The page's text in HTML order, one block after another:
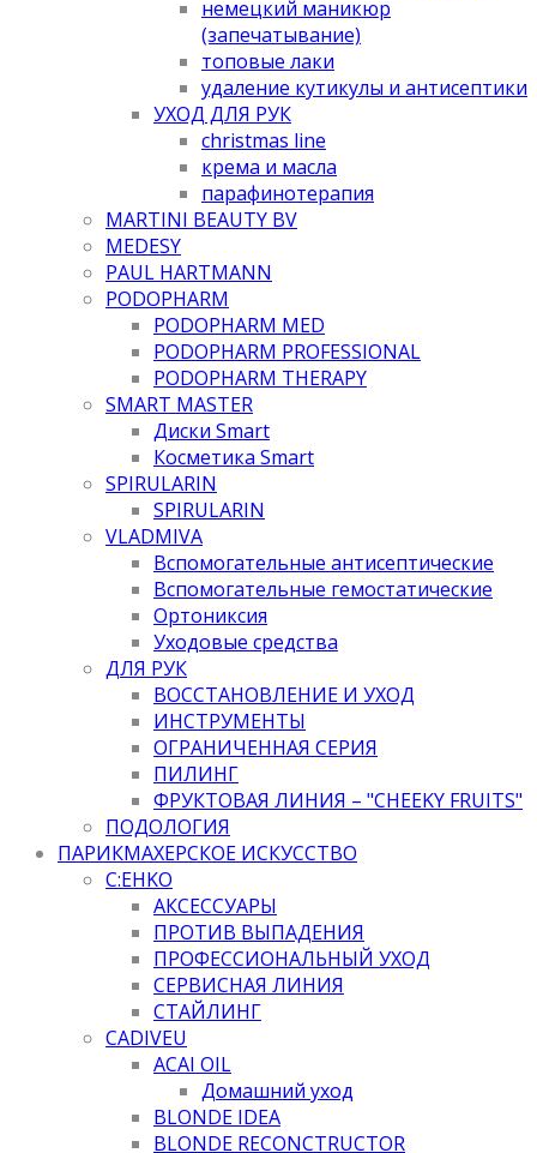
немецкий маникюр
(запечатывание)
топовые лаки
удаление кутикулы и антисептики
УХОД ДЛЯ РУК
christmas line
крема и масла
парафинотерапия
MARTINI BEAUTY BV
MEDESY
PAUL HARTMANN
PODOPHARM
PODOPHARM MED
PODOPHARM PROFESSIONAL
PODOPHARM THERAPY
SMART MASTER
Диски Smart
Косметика Smart
SPIRULARIN
SPIRULARIN
VLADMIVA
Вспомогательные антисептические
Вспомогательные гемостатические
Ортониксия
Уходовые средства
ДЛЯ РУК
ВОССТАНОВЛЕНИЕ И УХОД
ИНСТРУМЕНТЫ
ОГРАНИЧЕННАЯ СЕРИЯ
ПИЛИНГ
ФРУКТОВАЯ ЛИНИЯ – "CHEEKY FRUITS"
ПОДОЛОГИЯ
ПАРИКМАХЕРСКОЕ ИСКУССТВО
C:EHKO
АКСЕССУАРЫ
ПРОТИВ ВЫПАДЕНИЯ
ПРОФЕССИОНАЛЬНЫЙ УХОД
СЕРВИСНАЯ ЛИНИЯ
СТАЙЛИНГ
CADIVEU
ACAI OIL
Домашний уход
BLONDE IDEA
BLONDE RECONCTRUCTOR